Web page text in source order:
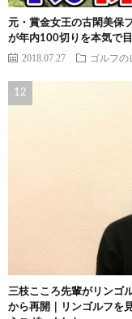
元・賞金女王の古閑美保
が年内100切りを本気で
2018.07.27 ゴルフの
三枝こころ先輩がリンゴ
から再開｜リンゴルフを